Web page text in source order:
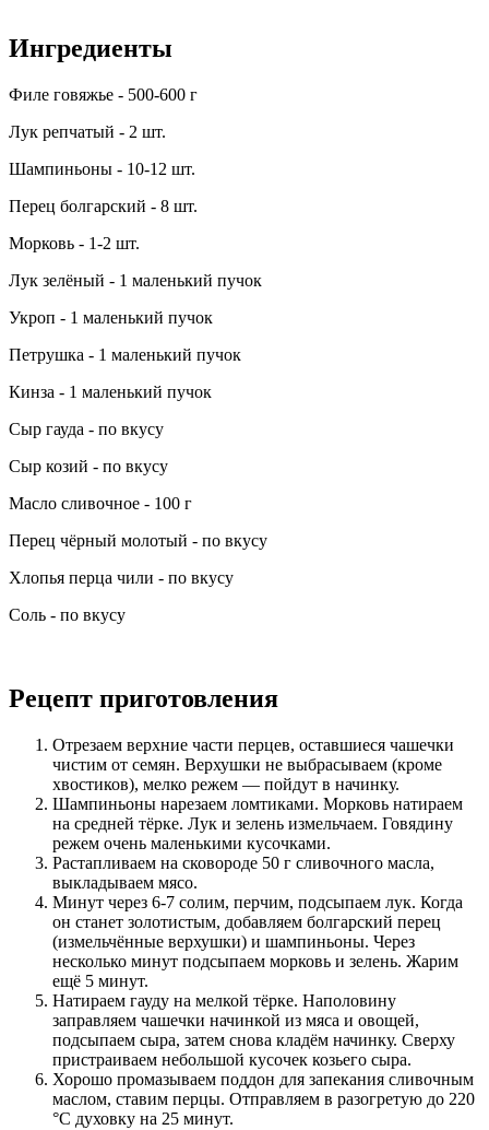
Ингредиенты
Филе говяжье - 500-600 г
Лук репчатый - 2 шт.
Шампиньоны - 10-12 шт.
Перец болгарский - 8 шт.
Морковь - 1-2 шт.
Лук зелёный - 1 маленький пучок
Укроп - 1 маленький пучок
Петрушка - 1 маленький пучок
Кинза - 1 маленький пучок
Сыр гауда - по вкусу
Сыр козий - по вкусу
Масло сливочное - 100 г
Перец чёрный молотый - по вкусу
Хлопья перца чили - по вкусу
Соль - по вкусу
Рецепт приготовления
Отрезаем верхние части перцев, оставшиеся чашечки
чистим от семян. Верхушки не выбрасываем (кроме
хвостиков), мелко режем — пойдут в начинку.
Шампиньоны нарезаем ломтиками. Морковь натираем
на средней тёрке. Лук и зелень измельчаем. Говядину
режем очень маленькими кусочками.
Растапливаем на сковороде 50 г сливочного масла,
выкладываем мясо.
Минут через 6-7 солим, перчим, подсыпаем лук. Когда
он станет золотистым, добавляем болгарский перец
(измельчённые верхушки) и шампиньоны. Через
несколько минут подсыпаем морковь и зелень. Жарим
ещё 5 минут.
Натираем гауду на мелкой тёрке. Наполовину
заправляем чашечки начинкой из мяса и овощей,
подсыпаем сыра, затем снова кладём начинку. Сверху
пристраиваем небольшой кусочек козьего сыра.
Хорошо промазываем поддон для запекания сливочным
маслом, ставим перцы. Отправляем в разогретую до 220
°C духовку на 25 минут.